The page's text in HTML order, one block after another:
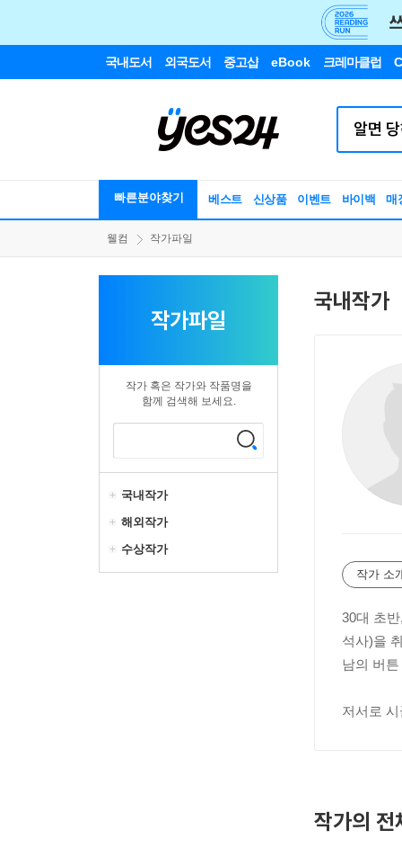
국내도서 외국도서 중고샵 eBook 크레마클럽
빠른분야찾기 베스트 신상품 이벤트 바이백 매
웰컴 작가파일
작가파일
작가 혹은 작가와 작품명을
함께 검색해 보세요.
국내작가
해외작가
수상작가
국내작가
작가 소
30대 초
석사)을
남의 버
저서로
작가의 전